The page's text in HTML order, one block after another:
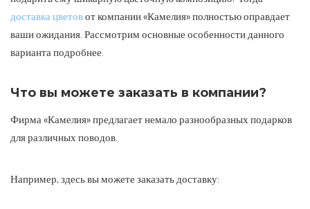
доставка цветовот компании «Камелия» полностью оправдает
ваши ожидания. Рассмотрим основные особенности данного
варианта подробнее.
Что вы можете заказать в компании?
Фирма «Камелия» предлагает немало разнообразных подарков
для различных поводов.
Например, здесь вы можете заказать доставку: